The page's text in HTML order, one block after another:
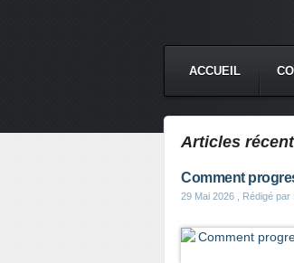
ACCUEIL
Articles
Comment
29 Mai 2026 , Rédigé